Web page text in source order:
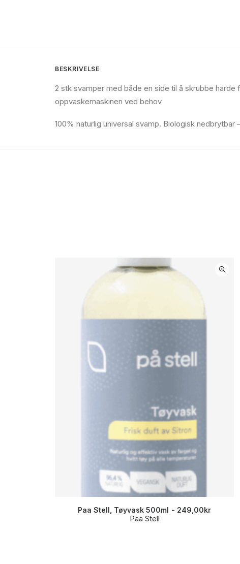
BESKRIVELSE
2 stk svamper med både en side til å skrubbe
oppvaskemaskinen ved behov
100% naturlig universal svamp. Biologisk
Paa Stell, Tøyvask 500ml 249,00kr
Paa Stell